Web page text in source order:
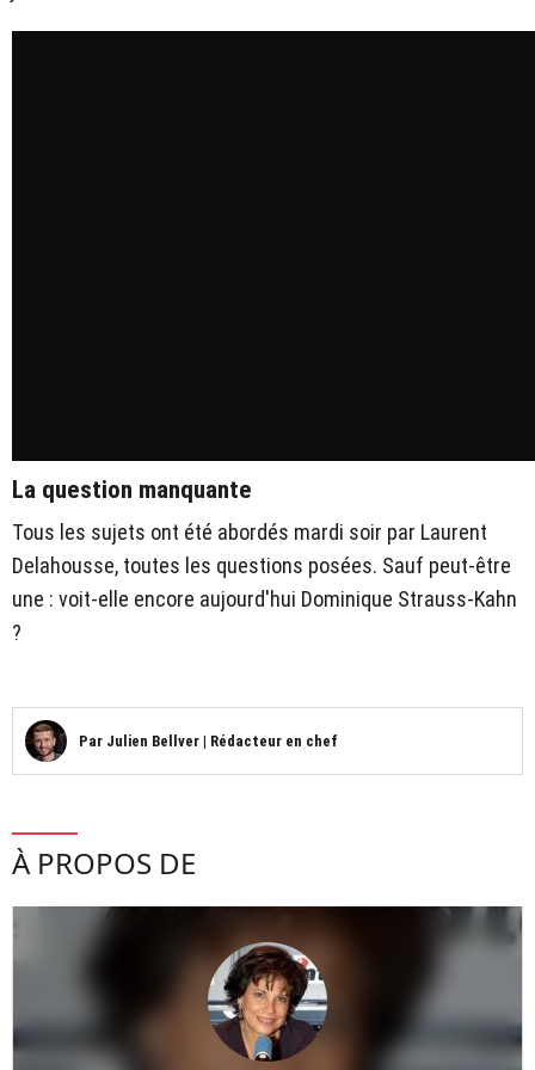
La question manquante
Tous les sujets ont été abordés mardi soir par Laurent
Delahousse, toutes les questions posées. Sauf peut-être
une : voit-elle encore aujourd'hui Dominique Strauss-Kahn
?
Par Julien Bellver | Rédacteur en chef
À PROPOS DE